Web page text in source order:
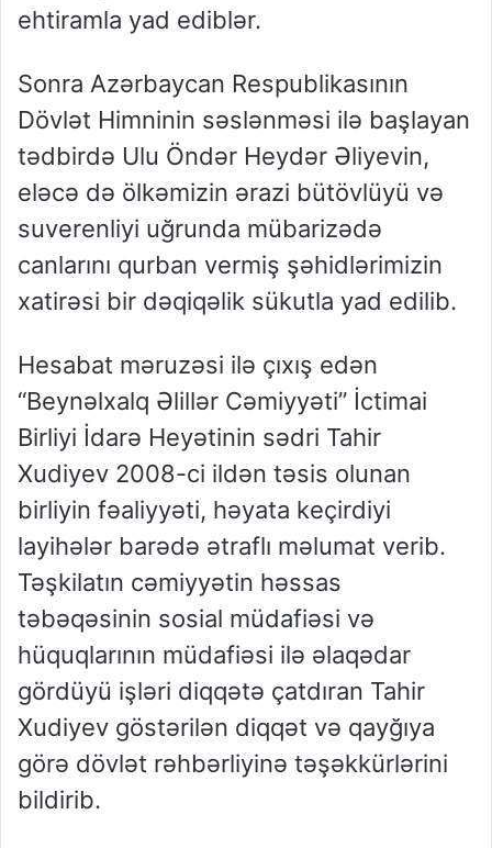
ehtiramla yad ediblər.
Sonra Azərbaycan Respublikasının
Dövlət Himninin səslənməsi ilə başlayan
tədbirdə Ulu Öndər Heydər Əliyevin,
eləcə də ölkəmizin ərazi bütövlüyü və
suverenliyi uğrunda mübarizədə
canlarını qurban vermiş şəhidlərimizin
xatirəsi bir dəqiqəlik sükutla yad edilib.
Hesabat məruzəsi ilə çıxış edən
“Beynəlxalq Əlillər Cəmiyyəti” İctimai
Birliyi İdarə Heyətinin sədri Tahir
Xudiyev 2008-ci ildən təsis olunan
birliyin fəaliyyəti, həyata keçirdiyi
layihələr barədə ətraflı məlumat verib.
Təşkilatın cəmiyyətin həssas
təbəqəsinin sosial müdafiəsi və
hüquqlarının müdafiəsi ilə əlaqədar
gördüyü işləri diqqətə çatdıran Tahir
Xudiyev göstərilən diqqət və qayğıya
görə dövlət rəhbərliyinə təşəkkürlərini
bildirib.